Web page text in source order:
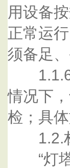
用设备
正常运
须备足
1.1.6.
情况下
检；具
1.2.
“灯塔